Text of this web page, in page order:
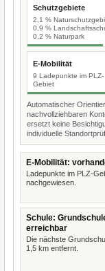
Schutzgebiete
2,1 %
0,9 %
0,2 % Naturpark
E-Mobilität
9 Ladepunkte im PLZ-
Gebiet
Automatischer
nachvollziehbaren
ersetzt keine
individuelle
E-Mobilität:
Ladepunkte im PLZ-
nachgewiesen.
Schule:
erreichbar
Die nächste
1,5 km entfernt.